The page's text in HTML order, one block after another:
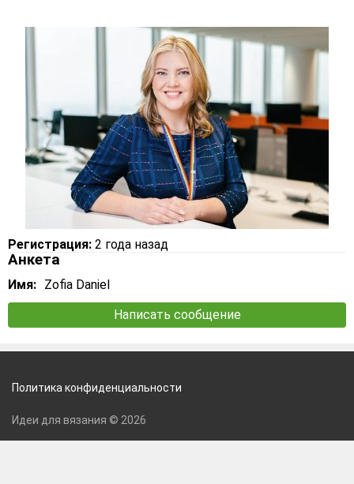
Регистрация: 2 года назад
Анкета
Имя: Zofia Daniel
Написать сообщение
Политика конфиденциальности
Идеи для вязания © 2026